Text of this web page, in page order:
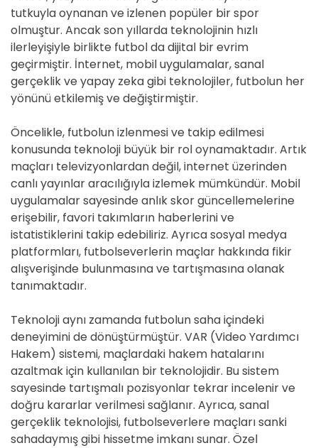
tutkuyla oynanan ve izlenen popüler bir spor
olmuştur. Ancak son yıllarda teknolojinin hızlı
ilerleyişiyle birlikte futbol da dijital bir evrim
geçirmiştir. İnternet, mobil uygulamalar, sanal
gerçeklik ve yapay zeka gibi teknolojiler, futbolun her
yönünü etkilemiş ve değiştirmiştir.
Öncelikle, futbolun izlenmesi ve takip edilmesi
konusunda teknoloji büyük bir rol oynamaktadır. Artık
maçları televizyonlardan değil, internet üzerinden
canlı yayınlar aracılığıyla izlemek mümkündür. Mobil
uygulamalar sayesinde anlık skor güncellemelerine
erişebilir, favori takımların haberlerini ve
istatistiklerini takip edebiliriz. Ayrıca sosyal medya
platformları, futbolseverlerin maçlar hakkında fikir
alışverişinde bulunmasına ve tartışmasına olanak
tanımaktadır.
Teknoloji aynı zamanda futbolun saha içindeki
deneyimini de dönüştürmüştür. VAR (Video Yardımcı
Hakem) sistemi, maçlardaki hakem hatalarını
azaltmak için kullanılan bir teknolojidir. Bu sistem
sayesinde tartışmalı pozisyonlar tekrar incelenir ve
doğru kararlar verilmesi sağlanır. Ayrıca, sanal
gerçeklik teknolojisi, futbolseverlere maçları sanki
sahadaymış gibi hissetme imkanı sunar. Özel